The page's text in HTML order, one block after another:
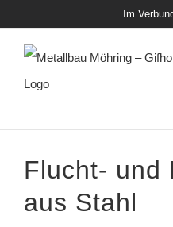
springen
Im
Flucht- und
aus Stahl